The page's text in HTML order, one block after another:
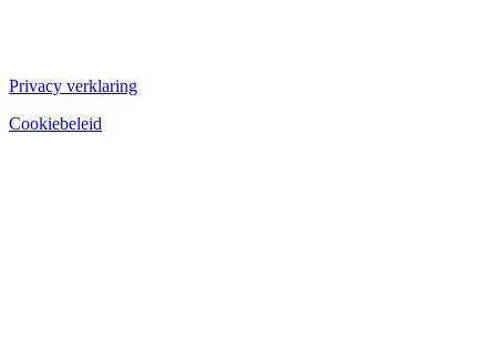
Privacy verklaring
Cookiebeleid